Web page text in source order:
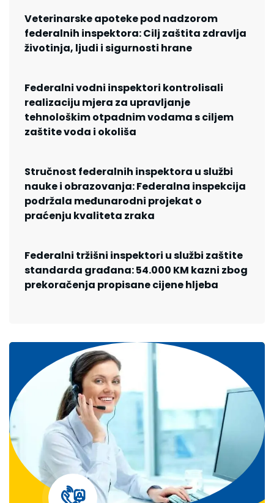
Veterinarske apoteke pod nadzorom
federalnih inspektora: Cilj zaštita zdravlja
životinja, ljudi i sigurnosti hrane
Federalni vodni inspektori kontrolisali
realizaciju mjera za upravljanje
tehnološkim otpadnim vodama s ciljem
zaštite voda i okoliša
Stručnost federalnih inspektora u službi
nauke i obrazovanja: Federalna inspekcija
podržala međunarodni projekat o
praćenju kvaliteta zraka
Federalni tržišni inspektori u službi zaštite
standarda građana: 54.000 KM kazni zbog
prekoračenja propisane cijene hljeba